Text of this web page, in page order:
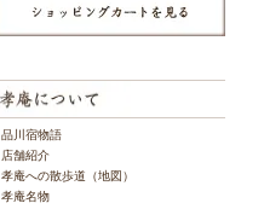
品川宿物語
店舗紹介
孝庵への散歩道（地図）
孝庵名物